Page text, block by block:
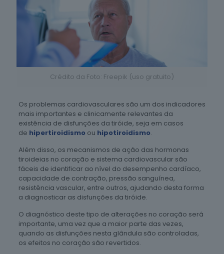
Crédito da Foto: Freepik (uso gratuito)
Os problemas cardiovasculares são um dos indicadores
mais importantes e clinicamente relevantes da
existência de disfunções da tiróide, seja em casos
de hipertiroidismo ou hipotiroidismo.
Além disso, os mecanismos de ação das hormonas
tiroideias no coração e sistema cardiovascular são
fáceis de identificar ao nível do desempenho cardíaco,
capacidade de contração, pressão sanguínea,
resistência vascular, entre outros, ajudando desta forma
a diagnosticar as disfunções da tiróide.
O diagnóstico deste tipo de alterações no coração será
importante, uma vez que a maior parte das vezes,
quando as disfunções nesta glândula são controladas,
os efeitos no coração são revertidos.